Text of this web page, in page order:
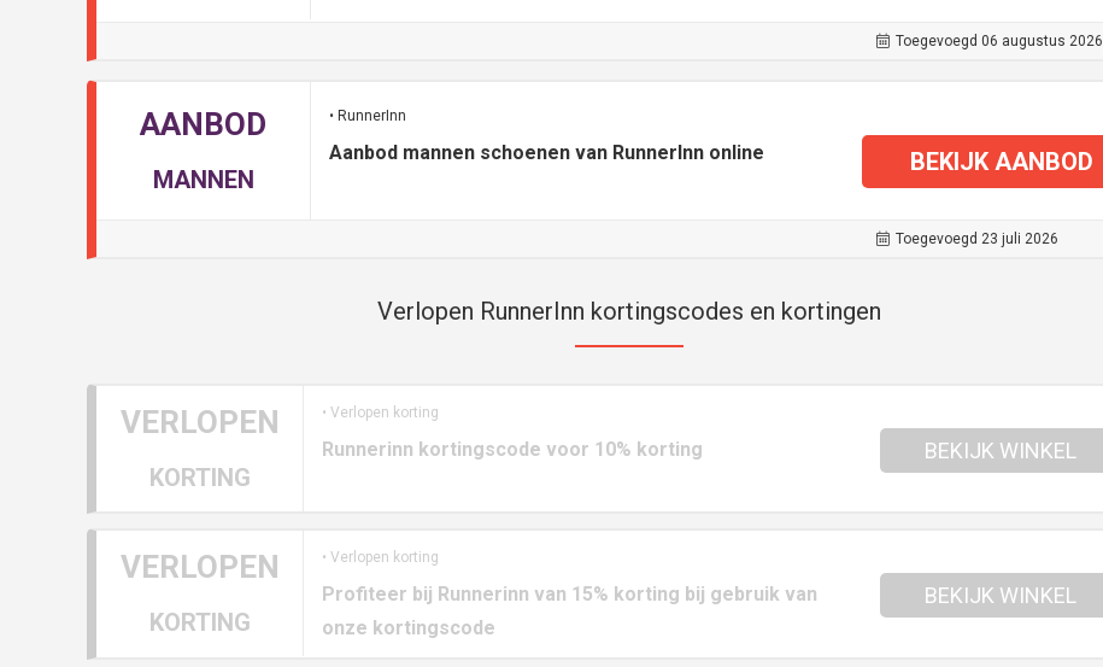
Toegevoegd 06 augustus 2026
AANBOD
MANNEN
• RunnerInn
Aanbod mannen schoenen van RunnerInn online BEKIJK AANBOD
Toegevoegd 23 juli 2026
Verlopen RunnerInn kortingscodes en kortingen
VERLOPEN
KORTING
• Verlopen korting
Runnerinn kortingscode voor 10% korting BEKIJK WINKEL
VERLOPEN
KORTING
• Verlopen korting
Profiteer bij Runnerinn van 15% korting bij gebruik van
onze kortingscode
BEKIJK WINKEL